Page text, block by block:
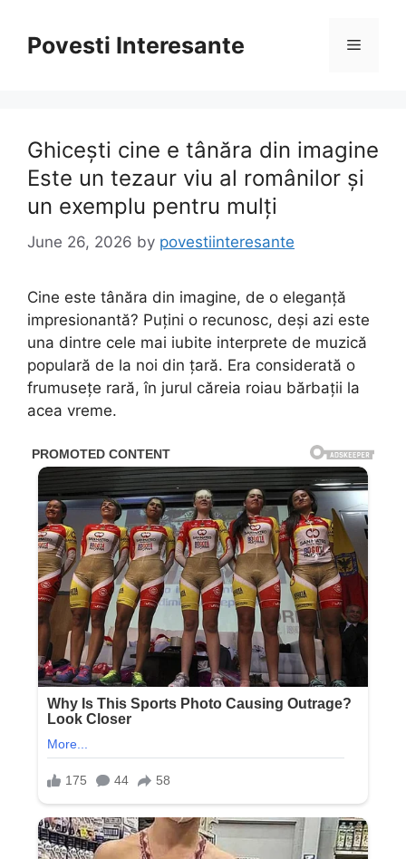
contentPovesti Interesante Menu
Ghicești cine e tânăra din imagine
Este un tezaur viu al românilor și
un exemplu pentru mulți
June 26, 2026 by povestiinteresante
Cine este tânăra din imagine, de o eleganță
impresionantă? Puțini o recunosc, deși azi este
una dintre cele mai iubite interprete de muzică
populară de la noi din țară. Era considerată o
frumusețe rară, în jurul căreia roiau bărbații la
acea vreme.